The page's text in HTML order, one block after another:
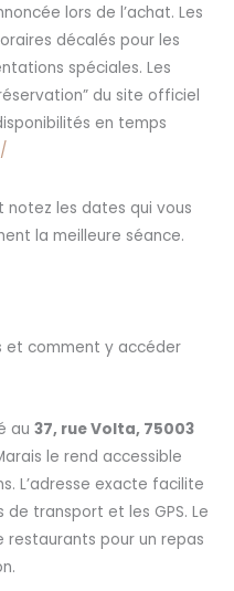
lors de l’achat. Les
décalés pour les
spéciales. Les
du site officiel
en temps
notez les dates qui vous
la meilleure séance.
et comment y accéder
au37, rue Volta, 75003
le rend accessible
L’adresse exacte facilite
transport et les GPS. Le
pour un repas